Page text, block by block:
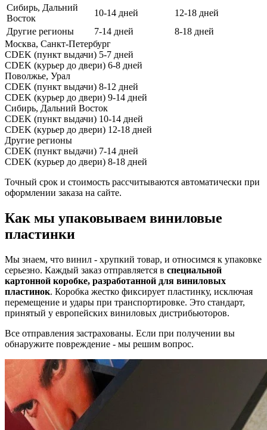
Сибирь, Дальний
Восток
10-14 дней
12-18 дней
Другие регионы
7-14 дней
8-18 дней
Москва, Санкт-Петербург
CDEK (пункт выдачи) 5-7 дней
CDEK (курьер до двери) 6-8 дней
Поволжье, Урал
CDEK (пункт выдачи) 8-12 дней
CDEK (курьер до двери) 9-14 дней
Сибирь, Дальний Восток
CDEK (пункт выдачи) 10-14 дней
CDEK (курьер до двери) 12-18 дней
Другие регионы
CDEK (пункт выдачи) 7-14 дней
CDEK (курьер до двери) 8-18 дней
Точный срок и стоимость рассчитываются автоматически при
оформлении заказа на сайте.
Как мы упаковываем виниловые
пластинки
Мы знаем, что винил - хрупкий товар, и относимся к упаковке
серьезно. Каждый заказ отправляется в специальной
картонной коробке, разработанной для виниловых
пластинок. Коробка жестко фиксирует пластинку, исключая
перемещение и удары при транспортировке. Это стандарт,
принятый у европейских виниловых дистрибьюторов.
Все отправления застрахованы. Если при получении вы
обнаружите повреждение - мы решим вопрос.